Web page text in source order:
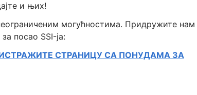
и њих!
могућностима. Придружите нам
посао SSI-ја:
СТРАНИЦУ СА ПОНУДАМА ЗА